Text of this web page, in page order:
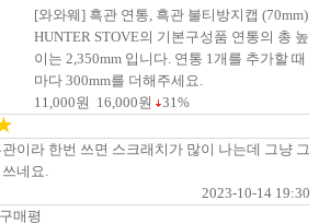
[와와웨] 흑관 연통, 흑관 불티방지캡 (70mm)
HUNTER STOVE의 기본구성품 연통의 총 높
이는 2,350mm 입니다. 연통 1개를 추가할 때
마다 300mm를 더해주세요.
11,000원 16,000원
31%
이라 한번 쓰면 스크래치가 많이 나는데 그냥 그
네요.
2023-10-14 19:30
매평